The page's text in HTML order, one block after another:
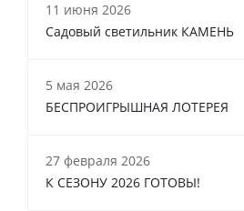
11 июня 2026
Садовый светильник КАМЕНЬ
5 мая 2026
БЕСПРОИГРЫШНАЯ ЛОТЕРЕЯ
27 февраля 2026
К СЕЗОНУ 2026 ГОТОВЫ!